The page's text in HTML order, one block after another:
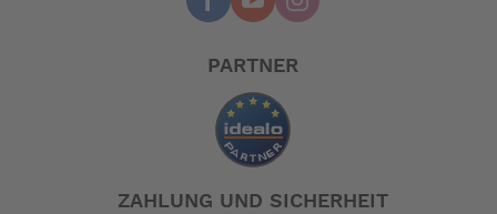
PARTNER
ZAHLUNG UND SICHERHEIT